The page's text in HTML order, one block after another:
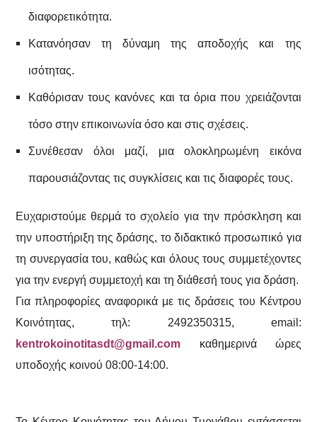
διαφορετικότητα.
Κατανόησαν τη δύναμη της αποδοχής και της
ισότητας.
Καθόρισαν τους κανόνες και τα όρια που χρειάζονται
τόσο στην επικοινωνία όσο και στις σχέσεις.
Συνέθεσαν όλοι μαζί, μια ολοκληρωμένη εικόνα
παρουσιάζοντας τις συγκλίσεις και τις διαφορές τους.
Ευχαριστούμε θερμά το σχολείο για την πρόσκληση και
την υποστήριξη της δράσης, το διδακτικό προσωπικό για
τη συνεργασία του, καθώς και όλους τους συμμετέχοντες
για την ενεργή συμμετοχή και τη διάθεσή τους για δράση.
Για πληροφορίες αναφορικά με τις δράσεις του Κέντρου
Κοινότητας, τηλ: 2492350315, email:
kentrokoinotitasdt@gmail.com καθημερινά ώρες
υποδοχής κοινού 08:00-14:00.